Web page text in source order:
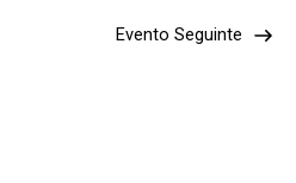
Evento Seguinte